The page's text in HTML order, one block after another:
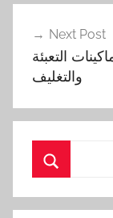
Next Post
التعبئة
والتغليف